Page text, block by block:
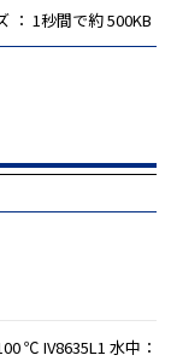
： 1秒間で約 500KB
100 ℃ IV8635L1 水中